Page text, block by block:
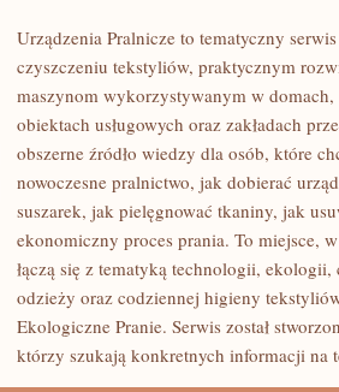
URZĄDZENIA
PRALNICZE
Urządzenia Pralnicze to tematyczny
czyszczeniu tekstyliów, praktycznym
maszynom wykorzystywanym w
obiektach usługowych oraz zakładach
obszerne źródło wiedzy dla osób, które
nowoczesne pralnictwo, jak dobierać
suszarek, jak pielęgnować tkaniny, jak
ekonomiczny proces prania. To miejsce,
łączą się z tematyką technologii,
odzieży oraz codziennej higieny
Ekologiczne Pranie. Serwis został
którzy szukają konkretnych informacji na